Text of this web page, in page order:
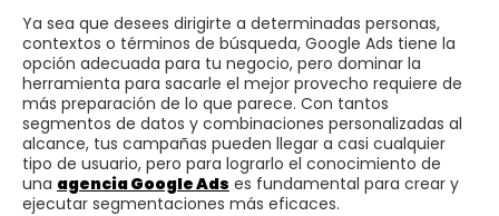
Ya sea que desees dirigirte a determinadas personas,
contextos o términos de búsqueda, Google Ads tiene la
opción adecuada para tu negocio, pero dominar la
herramienta para sacarle el mejor provecho requiere de
más preparación de lo que parece. Con tantos
segmentos de datos y combinaciones personalizadas al
alcance, tus campañas pueden llegar a casi cualquier
tipo de usuario, pero para lograrlo el conocimiento de
una agencia Google Ads es fundamental para crear y
ejecutar segmentaciones más eficaces.